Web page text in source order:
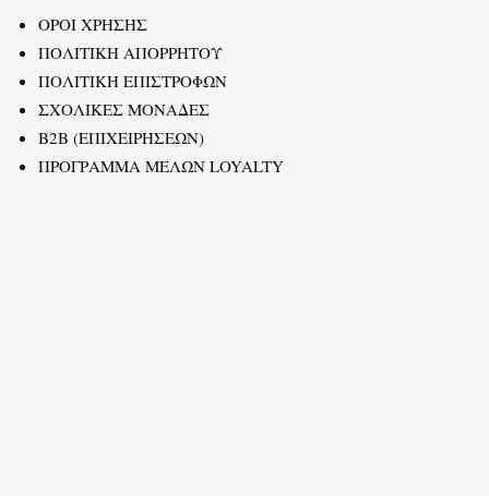
ΟΡΟΙ ΧΡΗΣΗΣ
ΠΟΛΙΤΙΚΗ ΑΠΟΡΡΗΤΟΥ
ΠΟΛΙΤΙΚΗ ΕΠΙΣΤΡΟΦΩΝ
ΣΧΟΛΙΚΕΣ ΜΟΝΑΔΕΣ
B2B (ΕΠΙΧΕΙΡΗΣΕΩΝ)
ΠΡΟΓΡΑΜΜΑ ΜΕΛΩΝ LOYALTY